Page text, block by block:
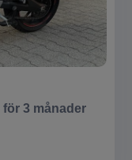
för 3 månader